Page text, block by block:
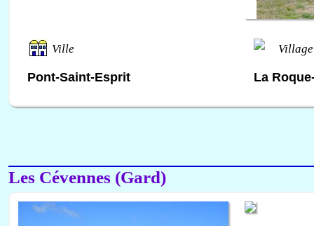
Ville
Pont-Saint-Esprit
Village
La
Les Cévennes (Gard)